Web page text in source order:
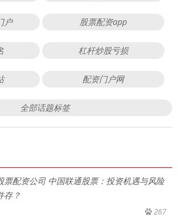
户 股票配资app
杠杆炒股亏损
配资门户网
全部话题标签
票配资公司 中国联通股票：投资机遇与风险
存？
267